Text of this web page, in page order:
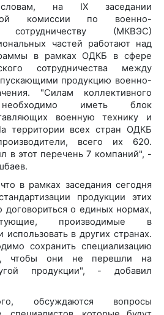
на IX заседании
комиссии по военно-
сотрудничеству (МКВЭС)
частей работают над
в рамках ОДКБ в сфере
сотрудничества между
продукцию военно-
"Силам коллективного
необходимо иметь блок
военную технику и
территории всех стран ОДКБ
всего их 620.
в этот перечень 7 компаний", -
в рамках заседания сегодня
продукции этих
договориться о единых нормах,
производимые в
использовать в других странах.
сохранить специализацию
чтобы они не перешли на
продукции", - добавил
обсуждаются вопросы